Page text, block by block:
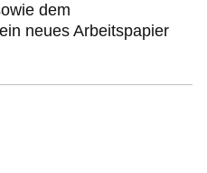
dem
neues Arbeitspapier